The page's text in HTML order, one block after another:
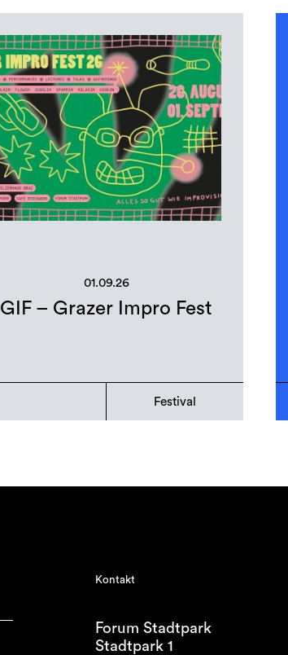
01.09.26
GIF – Grazer Impro Fest
Festival
Kontakt
Forum Stadtpark
Stadtpark 1